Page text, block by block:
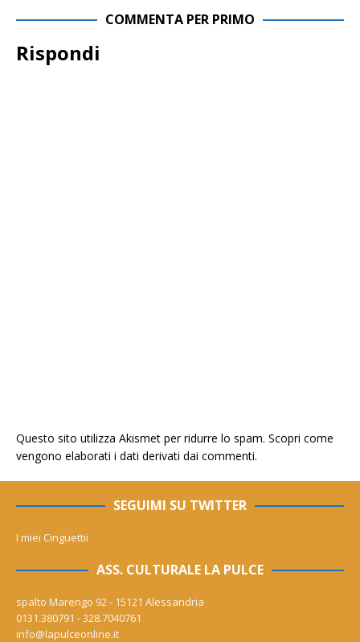
COMMENTA PER PRIMO
Rispondi
Questo sito utilizza Akismet per ridurre lo spam. Scopri come
vengono elaborati i dati derivati dai commenti.
SEGUIMI SU TWITTER
I miei Cinguettii
ASS. CULTURALE LA PULCE
spalto Marengo 92 - 15121 Alessandria
0131.380791 - 328.7040761
info@lapulceonline.it